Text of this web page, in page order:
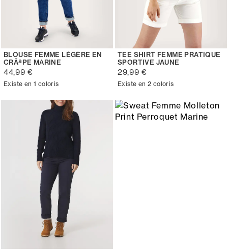
BLOUSE FEMME LÉGÈRE EN
CRÃªPE MARINE
44,99 €
Existe en 1 coloris
TEE SHIRT FEMME PRATIQUE
SPORTIVE JAUNE
29,99 €
Existe en 2 coloris